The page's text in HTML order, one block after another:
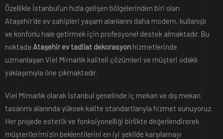
Özellikle İstanbul’un hızla gelişen bölgelerinden biri olan
Ataşehir’de ev sahipleri yaşam alanlarını daha modern, kullanışlı
ve konforlu hale getirmek için profesyonel destek almaktadır. Bu
noktada Ataşehir ev tadilat dekorasyon hizmetlerinde
uzmanlaşan Viel Mimarlık kaliteli çözümleri ve müşteri odaklı
yaklaşımıyla öne çıkmaktadır.
Viel Mimarlık olarak İstanbul genelinde iç mekan ve dış mekan
tasarımı alanında yüksek kalite standartlarıyla hizmet sunuyoruz.
Her projede estetik ve fonksiyonelliği birlikte değerlendirerek
müşterilerimizin beklentilerini en iyi şekilde karşılamayı